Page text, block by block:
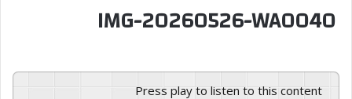
IMG-20260526-WA0040
Press play to listen to this content